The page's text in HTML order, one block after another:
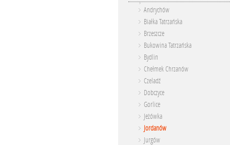
Andrychów
Białka Tatrzańska
Brzeszcze
Bukowina Tatrzańska
Bydlin
Chełmek Chrzanów
Czeladź
Dobczyce
Gorlice
Jeżówka
Jordanów
Jurgów